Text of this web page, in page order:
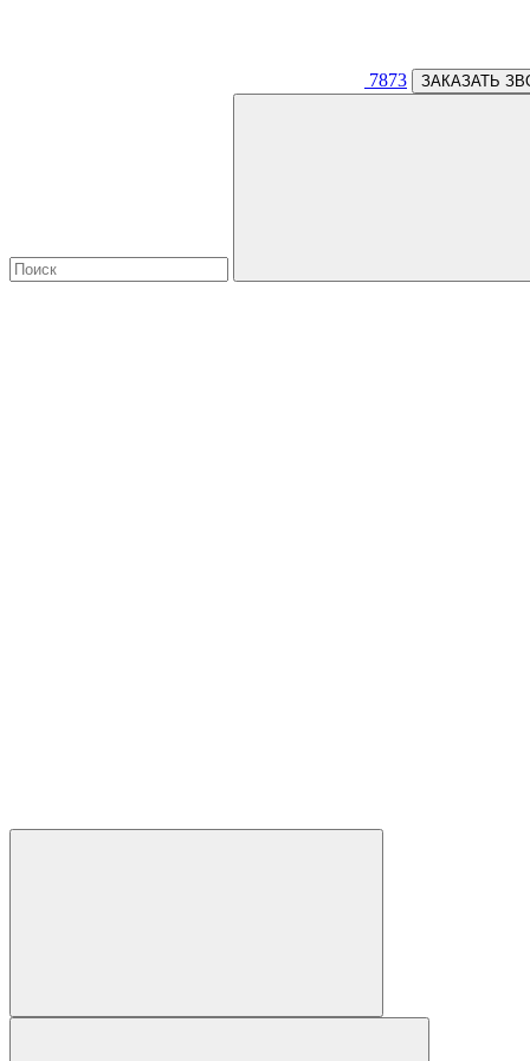
7873 ЗАКАЗАТЬ